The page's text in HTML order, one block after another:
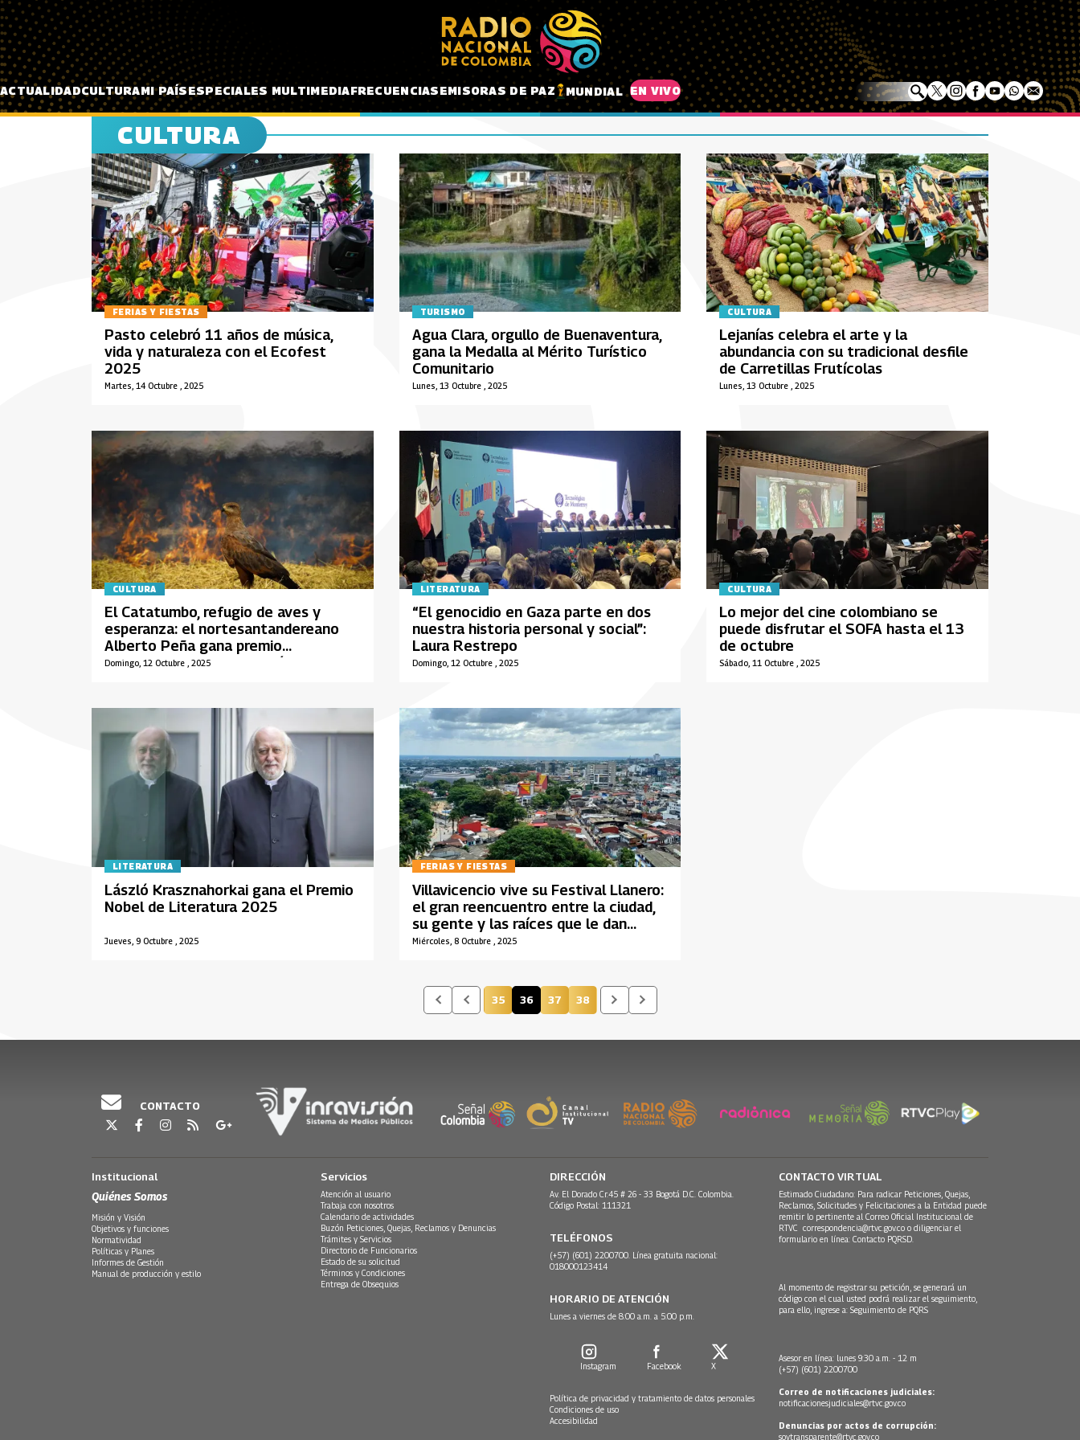
Pasar al contenido principal
ACTUALIDADCULTURAMI PAÍSESPECIALES MULTIMEDIAFRECUENCIASEMISORAS DE PAZ MUNDIAL EN VIVO
CULTURA
FERIAS Y FIESTAS
Martes, 14 Octubre , 2025
Pasto celebró 11 años de música,
vida y naturaleza con el Ecofest
2025
TURISMO
Lunes, 13 Octubre , 2025
Agua Clara, orgullo de Buenaventura,
gana la Medalla al Mérito Turístico
Comunitario
CULTURA
Lunes, 13 Octubre , 2025
Lejanías celebra el arte y la
abundancia con su tradicional desfile
de Carretillas Frutícolas
CULTURA
Domingo, 12 Octubre , 2025
El Catatumbo, refugio de aves y
esperanza: el nortesantandereano
Alberto Peña gana premio
internacional de fotografía de
LITERATURA
Domingo, 12 Octubre , 2025
“El genocidio en Gaza parte en dos
nuestra historia personal y social”:
Laura Restrepo
CULTURA
Sábado, 11 Octubre , 2025
Lo mejor del cine colombiano se
puede disfrutar el SOFA hasta el 13
de octubre
LITERATURA
Jueves, 9 Octubre , 2025
László Krasznahorkai gana el Premio
Nobel de Literatura 2025
FERIAS Y FIESTAS
Miércoles, 8 Octubre , 2025
Villavicencio vive su Festival Llanero:
el gran reencuentro entre la ciudad,
su gente y las raíces que le dan
identidad
Página
35 Página actual
36 Página
37 Página
38
CONTACTO
Institucional
Quiénes Somos
Misión y Visión
Objetivos y funciones
Normatividad
Políticas y Planes
Informes de Gestión
Manual de producción y estilo
Servicios
Atención al usuario
Trabaja con nosotros
Calendario de actividades
Buzón Peticiones, Quejas, Reclamos y Denuncias
Trámites y Servicios
Directorio de Funcionarios
Estado de su solicitud
Términos y Condiciones
Entrega de Obsequios
DIRECCIÓN
Av. El Dorado Cr.45 # 26 - 33 Bogotá D.C. Colombia.
Código Postal: 111321
TELÉFONOS
(+57) (601) 2200700. Línea gratuita nacional:
018000123414
HORARIO DE ATENCIÓN
Lunes a viernes de 8:00 a.m. a 5:00 p.m.
Instagram Facebook X
Política de privacidad y tratamiento de datos personales
Condiciones de uso
Accesibilidad
CONTACTO VIRTUAL
Estimado Ciudadano: Para radicar Peticiones, Quejas,
Reclamos, Solicitudes y Felicitaciones a la Entidad puede
remitir lo pertinente al Correo Oficial Institucional de
RTVC correspondencia@rtvc.gov.co o diligenciar el
formulario en línea: Contacto PQRSD.
Al momento de registrar su petición, se generará un
código con el cual usted podrá realizar el seguimiento,
para ello, ingrese a: Seguimiento de PQRS
Asesor en línea: lunes 9:30 a.m. - 12 m
(+57) (601) 2200700
Correo de notificaciones judiciales:
notificacionesjudiciales@rtvc.gov.co
Denuncias por actos de corrupción:
soytransparente@rtvc.gov.co